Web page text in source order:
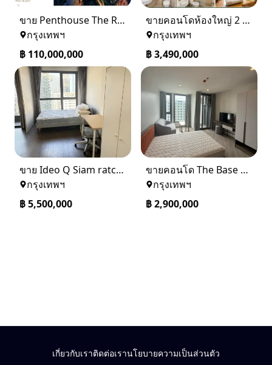
ขาย Penthouse The Residences at Mandarin Oriental Bangkok (ICONSIAM)
กรุงเทพฯ
฿ 110,000,000
ขายคอนโดห้องใหญ่ 2 ห้องนอน ทำเลพระราม 8 Lumpini Place Rama VIII
กรุงเทพฯ
฿3,490,000
ขาย Ideo Q Siam ratchatewi จาก BTS ราชเทวี 300 เมตร เจ้าของขายเอง
กรุงเทพฯ
฿5,500,000
ขายคอนโด The Base saphanmai ย่านสะพานใหม่
กรุงเทพฯ
฿2,900,000
เกี่ยวกับเราติดต่อเรานโยบายความเป็นส่วนตัว